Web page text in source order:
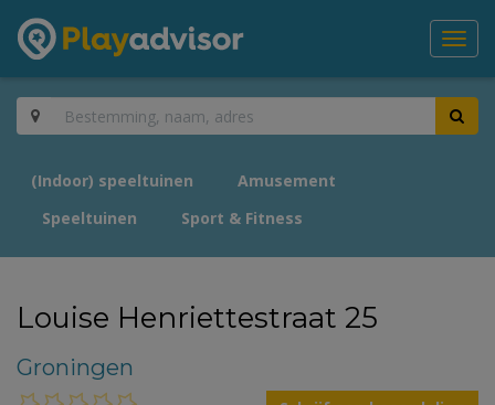
(Indoor) speeltuinen
Amusement
Speeltuinen
Sport & Fitness
Louise Henriettestraat 25
Groningen